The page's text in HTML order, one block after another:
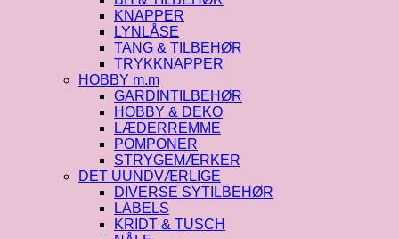
KNAPPER
LYNLÅSE
TANG & TILBEHØR
TRYKKNAPPER
HOBBY m.m
GARDINTILBEHØR
HOBBY & DEKO
LÆDERREMME
POMPONER
STRYGEMÆRKER
DET UUNDVÆRLIGE
DIVERSE SYTILBEHØR
LABELS
KRIDT & TUSCH